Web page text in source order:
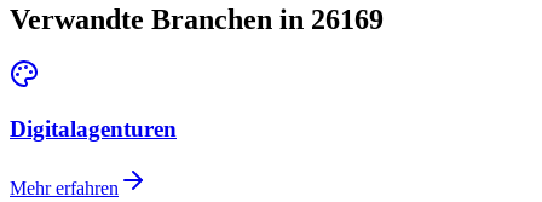
Verwandte Branchen in 26169
Digitalagenturen
Mehr erfahren